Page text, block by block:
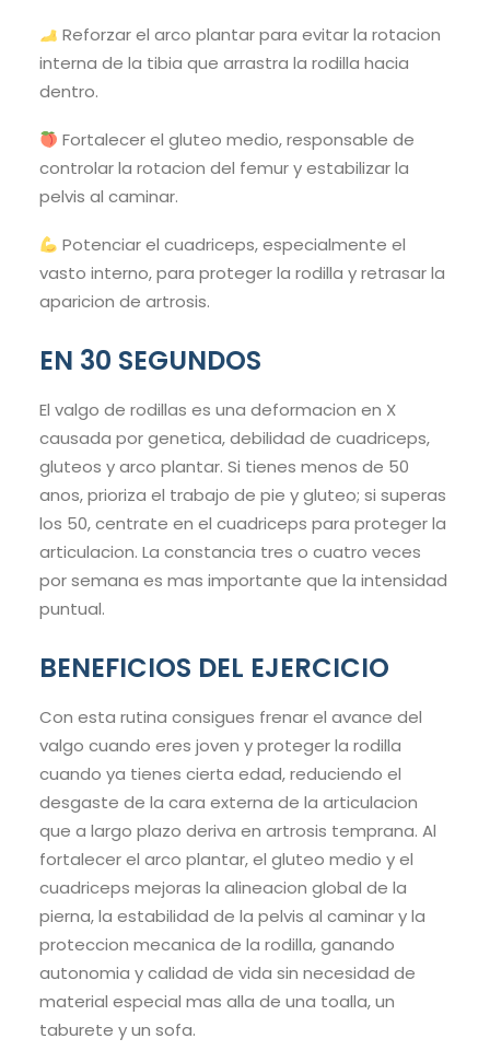
Reforzar el arco plantar para evitar la rotacion
interna de la tibia que arrastra la rodilla hacia
dentro.
Fortalecer el gluteo medio, responsable de
controlar la rotacion del femur y estabilizar la
pelvis al caminar.
Potenciar el cuadriceps, especialmente el
vasto interno, para proteger la rodilla y retrasar la
aparicion de artrosis.
EN 30 SEGUNDOS
El valgo de rodillas es una deformacion en X
causada por genetica, debilidad de cuadriceps,
gluteos y arco plantar. Si tienes menos de 50
anos, prioriza el trabajo de pie y gluteo; si superas
los 50, centrate en el cuadriceps para proteger la
articulacion. La constancia tres o cuatro veces
por semana es mas importante que la intensidad
puntual.
BENEFICIOS DEL EJERCICIO
Con esta rutina consigues frenar el avance del
valgo cuando eres joven y proteger la rodilla
cuando ya tienes cierta edad, reduciendo el
desgaste de la cara externa de la articulacion
que a largo plazo deriva en artrosis temprana. Al
fortalecer el arco plantar, el gluteo medio y el
cuadriceps mejoras la alineacion global de la
pierna, la estabilidad de la pelvis al caminar y la
proteccion mecanica de la rodilla, ganando
autonomia y calidad de vida sin necesidad de
material especial mas alla de una toalla, un
taburete y un sofa.